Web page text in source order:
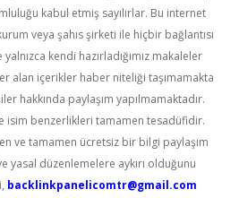
kabul etmiş sayılırlar. Bu internet
veya şahıs şirketi ile hiçbir bağlantısı
kendi hazırladığımız makaleler
alan içerikler haber niteliği taşımamakta
hakkında paylaşım yapılmamaktadır.
isim benzerlikleri tamamen tesadüfidir.
ve tamamen ücretsiz bir bilgi paylaşım
yasal düzenlemelere aykırı olduğunu
backlinkpanelicomtr@gmail.com